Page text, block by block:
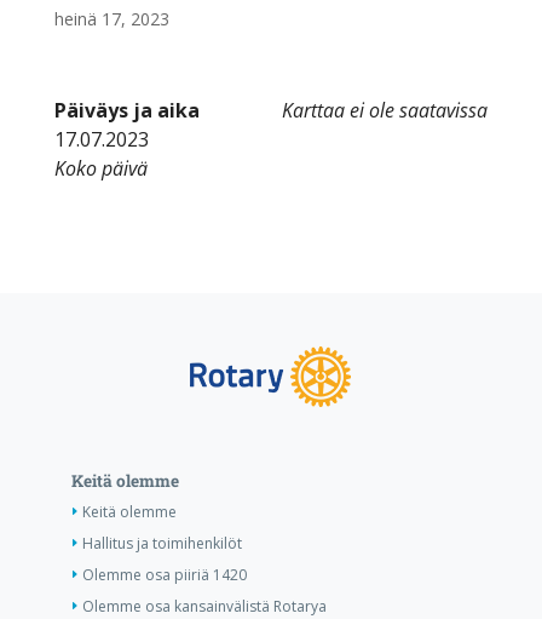
heinä 17, 2023
Karttaa ei ole saatavissa
Päiväys ja aika
17.07.2023
Koko päivä
Keitä olemme
Keitä olemme
Hallitus ja toimihenkilöt
Olemme osa piiriä 1420
Olemme osa kansainvälistä Rotarya